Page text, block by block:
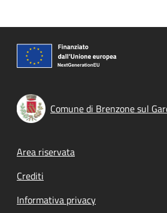
Comune di Brenzone sul
Footer menu
Area riservata
Crediti
Informativa privacy